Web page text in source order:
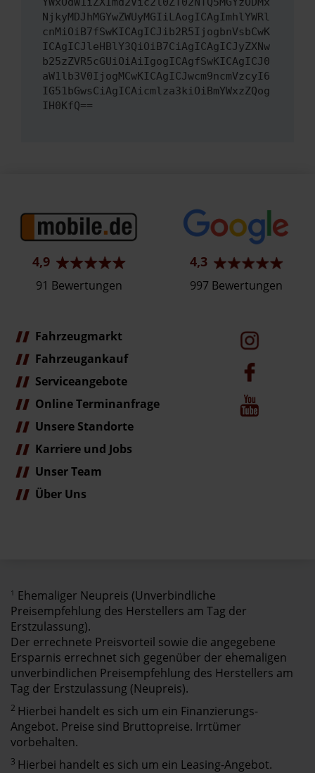
NjkyMDJhMGYwZWUyMGIiLAogICAgImhlYWRl
cnMiOiB7fSwKICAgICJib2R5IjogbnVsbCwK
ICAgICJleHBlY3QiOiB7CiAgICAgICJyZXNw
b25zZVR5cGUiOiAiIgogICAgfSwKICAgICJ0
aW1lb3V0IjogMCwKICAgICJwcm9ncmVzcyI6
IG51bGwsCiAgICAicmlza3kiOiBmYWxzZQog
IH0KfQ==
4,9
91 Bewertungen
4,3
997 Bewertungen
Fahrzeugmarkt
Fahrzeugankauf
Serviceangebote
Online Terminanfrage
Unsere Standorte
Karriere und Jobs
Unser Team
Über Uns
1 Ehemaliger Neupreis (Unverbindliche
Preisempfehlung des Herstellers am Tag der
Erstzulassung).
Der errechnete Preisvorteil sowie die angegebene
Ersparnis errechnet sich gegenüber der ehemaligen
unverbindlichen Preisempfehlung des Herstellers am
Tag der Erstzulassung (Neupreis).
2 Hierbei handelt es sich um ein Finanzierungs-
Angebot. Preise sind Bruttopreise. Irrtümer
vorbehalten.
3 Hierbei handelt es sich um ein Leasing-Angebot.